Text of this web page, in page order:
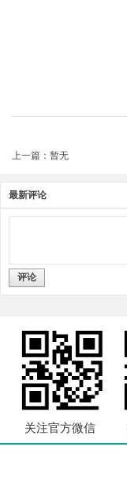
上一篇：暂无
最新评论
评论
关注官方微信